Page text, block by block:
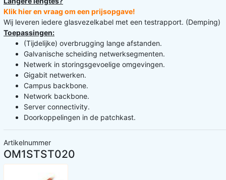
Klik hier en vraag om een prijsopgave!
Wij leveren iedere glasvezelkabel met een testrapport. (Demping)
Toepassingen:
(Tijdelijke) overbrugging lange afstanden.
Galvanische scheiding netwerksegmenten.
Netwerk in storingsgevoelige omgevingen.
Gigabit netwerken.
Campus backbone.
Network backbone.
Server connectivity.
Doorkoppelingen in de patchkast.
Artikelnummer
OM1STST020